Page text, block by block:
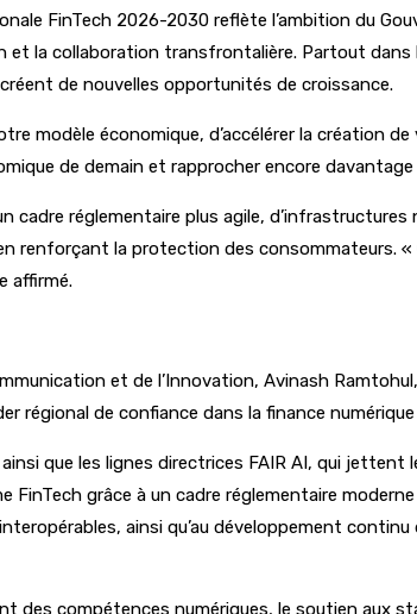
FinTech 2026-2030 reflète l’ambition du
et la collaboration transfrontalière. Partout
de nouvelles opportunités de croissance.
modèle économique, d’accélérer la
de demain et rapprocher encore
cadre réglementaire plus agile,
renforçant la protection des
affirmé.
et de l’Innovation, Avinash
régional de confiance dans la finance
que les lignes directrices FAIR AI, qui jettent
FinTech grâce à un cadre réglementaire
ainsi qu’au développement continu
des compétences numériques, le soutien